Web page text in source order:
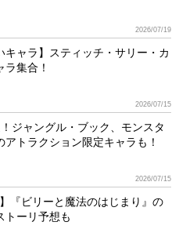
2026/07/19
キャラ】スティッチ・サリー・カ
集合！
2026/07/15
ジャングル・ブック、モンスタ
トラクション限定キャラも！
2026/07/15
『ビリーと魔法のはじまり』の
トーリ予想も